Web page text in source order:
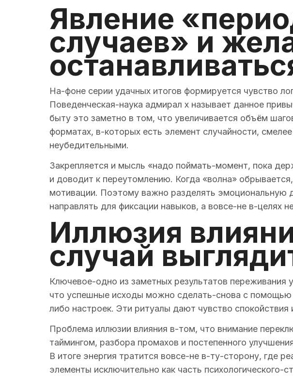
Явление
случаев» и
На-фоне серии удачных итогов формируется чувство
Поведенческая-наука адмирал х называет данное
быту это заметно в том, что увеличивается объём
форматах, в-которых есть элемент случайности,
неубедительными.
Закрепляется и мысль «надо поймать-момент, пока
и доводит к переутомлению. Когда «волна»
мотивации. Поэтому важно разделять эмоциональную
направлять для фиксации навыков, а вовсе-не в-целях
Иллюзия
случай
Ключевое-одно из заметных результатов
что успешные исходы можно сделать-снова с
либо настроек. Эти ритуалы дают чувство
Проблема иллюзии влияния в-том, что внимание
таймингом, разбора промахов и постепенного
В итоге энергия тратится вовсе-не в-ту-сторону, где
элементы исключительно как часть психологического-